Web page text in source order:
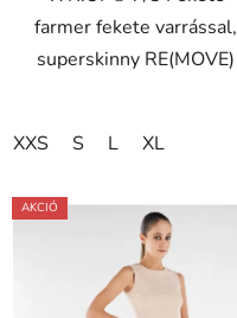
farmer fekete varrással,
superskinny RE(MOVE)
XXS S L XL
AKCIÓ